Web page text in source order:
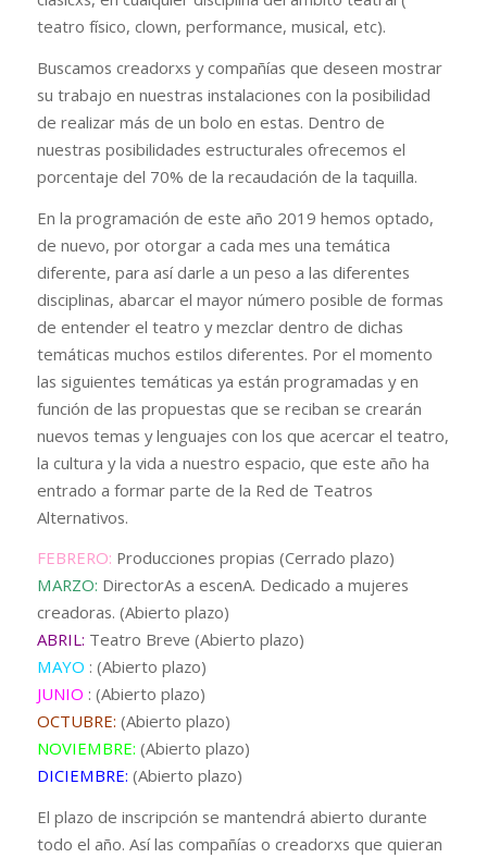
teatro físico, clown, performance, musical, etc).
Buscamos creadorxs y compañías que deseen mostrar
su trabajo en nuestras instalaciones con la posibilidad
de realizar más de un bolo en estas. Dentro de
nuestras posibilidades estructurales ofrecemos el
porcentaje del 70% de la recaudación de la taquilla.
En la programación de este año 2019 hemos optado,
de nuevo, por otorgar a cada mes una temática
diferente, para así darle a un peso a las diferentes
disciplinas, abarcar el mayor número posible de formas
de entender el teatro y mezclar dentro de dichas
temáticas muchos estilos diferentes. Por el momento
las siguientes temáticas ya están programadas y en
función de las propuestas que se reciban se crearán
nuevos temas y lenguajes con los que acercar el teatro,
la cultura y la vida a nuestro espacio, que este año ha
entrado a formar parte de la Red de Teatros
Alternativos.
FEBRERO: Producciones propias (Cerrado plazo)
MARZO: DirectorAs a escenA. Dedicado a mujeres
creadoras. (Abierto plazo)
ABRIL: Teatro Breve (Abierto plazo)
MAYO : (Abierto plazo)
JUNIO : (Abierto plazo)
OCTUBRE: (Abierto plazo)
NOVIEMBRE: (Abierto plazo)
DICIEMBRE: (Abierto plazo)
El plazo de inscripción se mantendrá abierto durante
todo el año. Así las compañías o creadorxs que quieran